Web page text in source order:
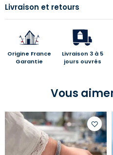
Livraison et retours
Origine France
Garantie
Livraison 3 à 5
jours ouvrés
Vous
Ajouter
à